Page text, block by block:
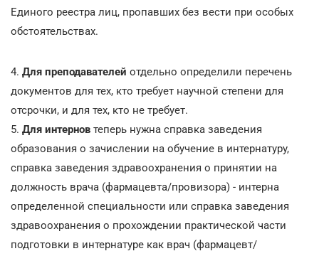
Единого реестра лиц, пропавших без вести при особых
обстоятельствах.
4. Для преподавателей отдельно определили перечень
документов для тех, кто требует научной степени для
отсрочки, и для тех, кто не требует.
5. Для интернов теперь нужна справка заведения
образования о зачислении на обучение в интернатуру,
справка заведения здравоохранения о принятии на
должность врача (фармацевта/провизора) - интерна
определенной специальности или справка заведения
здравоохранения о прохождении практической части
подготовки в интернатуре как врач (фармацевт/